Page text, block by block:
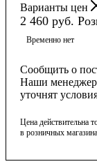
Варианты цен
2 460 руб.
Временно нет
Сообщить о
Наши
уточнят
Цена действительна
в розничных